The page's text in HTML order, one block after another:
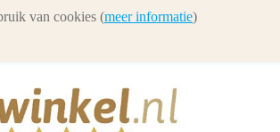
van cookies (meer informatie)